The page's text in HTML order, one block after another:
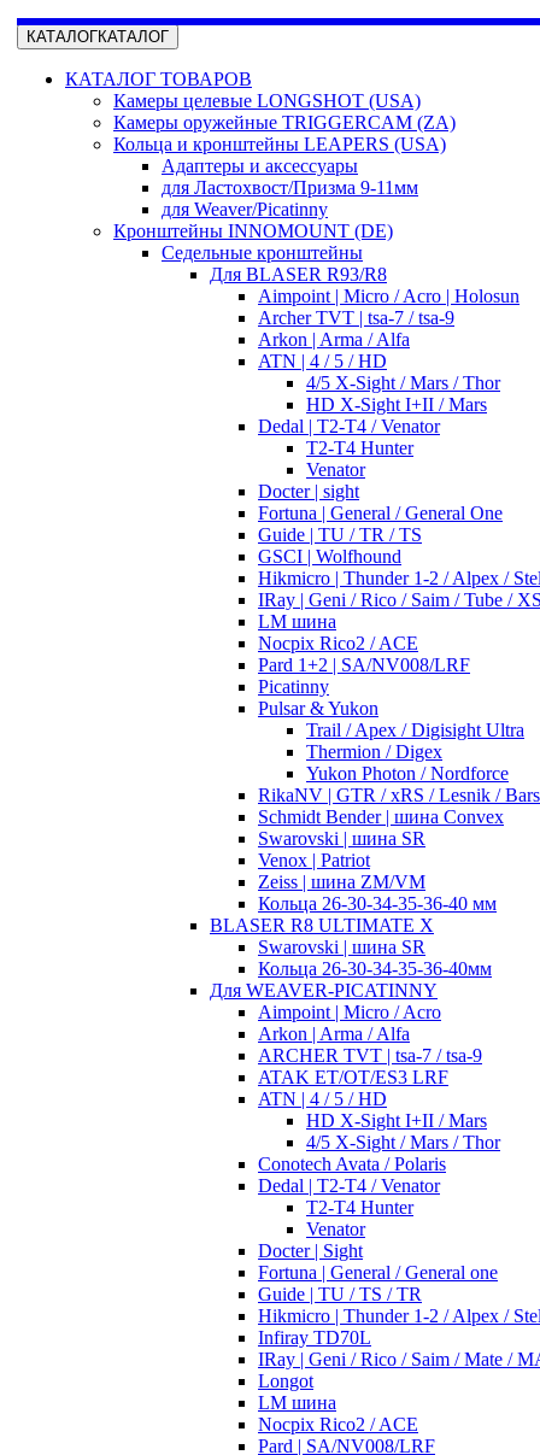
КАТАЛОГКАТАЛОГ
КАТАЛОГ ТОВАРОВ
Камеры целевые LONGSHOT (USA)
Камеры оружейные TRIGGERCAM (ZA)
Кольца и кронштейны LEAPERS (USA)
Адаптеры и аксессуары
для Ластохвост/Призма 9-11мм
для Weaver/Picatinny
Кронштейны INNOMOUNT (DE)
Седельные кронштейны
Для BLASER R93/R8
Aimpoint | Micro / Acro | Holosun
Archer TVT | tsa-7 / tsa-9
Arkon | Arma / Alfa
ATN | 4 / 5 / HD
4/5 X-Sight / Mars / Thor
HD X-Sight I+II / Mars
Dedal | T2-T4 / Venator
T2-T4 Hunter
Venator
Docter | sight
Fortuna | General / General One
Guide | TU / TR / TS
GSCI | Wolfhound
Hikmicro | Thunder 1-2 / Alpex /
IRay | Geni / Rico / Saim / Tube /
LM шина
Nocpix Rico2 / ACE
Pard 1+2 | SA/NV008/LRF
Picatinny
Pulsar & Yukon
Trail / Apex / Digisight Ultra
Thermion / Digex
Yukon Photon / Nordforce
RikaNV | GTR / xRS / Lesnik /
Schmidt Bender | шина Convex
Swarovski | шина SR
Venox | Patriot
Zeiss | шина ZM/VM
Кольца 26-30-34-35-36-40 мм
BLASER R8 ULTIMATE X
Swarovski | шина SR
Кольца 26-30-34-35-36-40мм
Для WEAVER-PICATINNY
Aimpoint | Micro / Acro
Arkon | Arma / Alfa
ARCHER TVT | tsa-7 / tsa-9
ATAK ET/OT/ES3 LRF
ATN | 4 / 5 / HD
HD X-Sight I+II / Mars
4/5 X-Sight / Mars / Thor
Conotech Avata / Polaris
Dedal | T2-T4 / Venator
T2-T4 Hunter
Venator
Docter | Sight
Fortuna | General / General one
Guide | TU / TS / TR
Hikmicro | Thunder 1-2 / Alpex /
Infiray TD70L
IRay | Geni / Rico / Saim / Mate /
Longot
LM шина
Nocpix Rico2 / ACE
Pard | SA/NV008/LRF